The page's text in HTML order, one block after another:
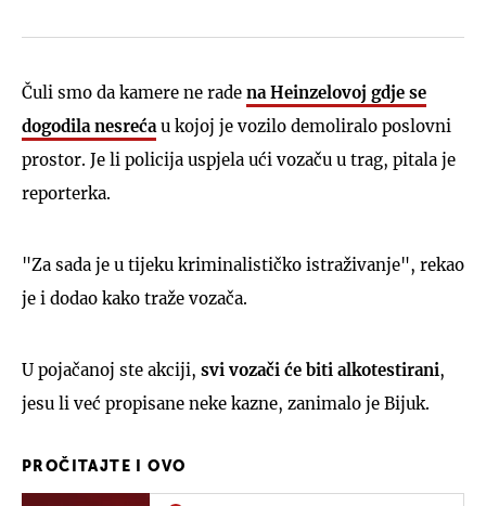
Čuli smo da kamere ne rade na Heinzelovoj gdje se
dogodila nesreća u kojoj je vozilo demoliralo poslovni
prostor. Je li policija uspjela ući vozaču u trag, pitala je
reporterka.
"Za sada je u tijeku kriminalističko istraživanje", rekao
je i dodao kako traže vozača.
U pojačanoj ste akciji, svi vozači će biti alkotestirani,
jesu li već propisane neke kazne, zanimalo je Bijuk.
PROČITAJTE I OVO